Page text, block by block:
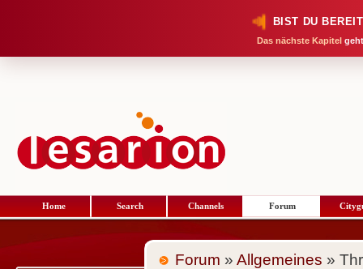
BIST DU
Das nächste Kapitel
Home Search Channels Forum
Forum » Allgemeines »